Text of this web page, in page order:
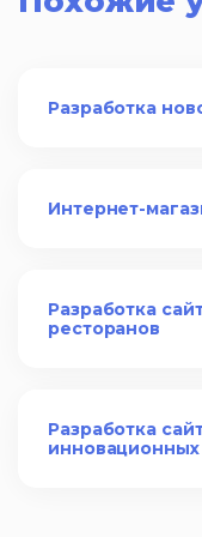
Разработка
Интернет-
Разработка
ресторанов
Разработка
инновационных